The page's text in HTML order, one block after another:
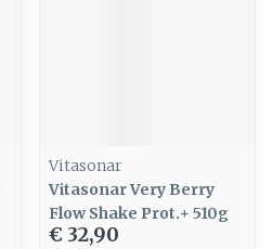
Vitasonar
Vitasonar Very Berry
Flow Shake Prot.+ 510g
€ 32,90